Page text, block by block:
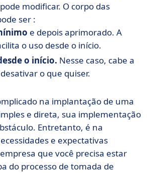
modificar. O corpo das
ser :
e depois aprimorado. A
o uso desde o início.
o início. Nesse caso, cabe a
o que quiser.
na implantação de uma
e direta, sua implementação
Entretanto, é na
e expectativas
que você precisa estar
do processo de tomada de